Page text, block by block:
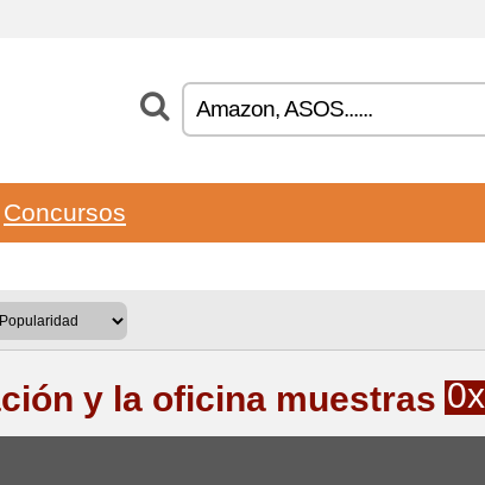
Concursos
y la oficina muestras 0x